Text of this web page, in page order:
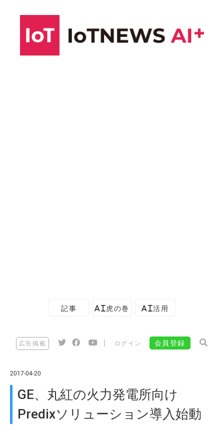
記事 AI虎の巻 AI活用
広告掲載 ログイン 会員登録
2017-04-20
GE、丸紅の火力発電所向け
Predixソリューション導入始動